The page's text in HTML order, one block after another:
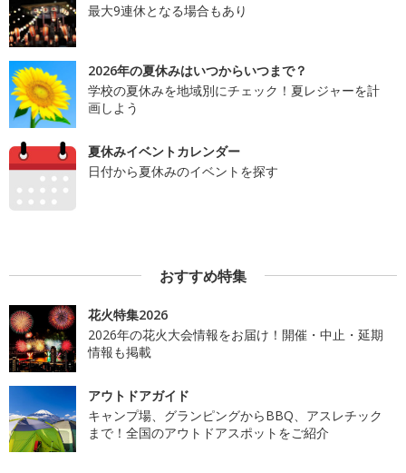
最大9連休となる場合もあり
2026年の夏休みはいつからいつまで？
学校の夏休みを地域別にチェック！夏レジャーを計
画しよう
夏休みイベントカレンダー
日付から夏休みのイベントを探す
おすすめ特集
花火特集2026
2026年の花火大会情報をお届け！開催・中止・延期
情報も掲載
アウトドアガイド
キャンプ場、グランピングからBBQ、アスレチック
まで！全国のアウトドアスポットをご紹介